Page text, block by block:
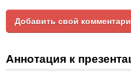
Добавить свой
Аннотация к